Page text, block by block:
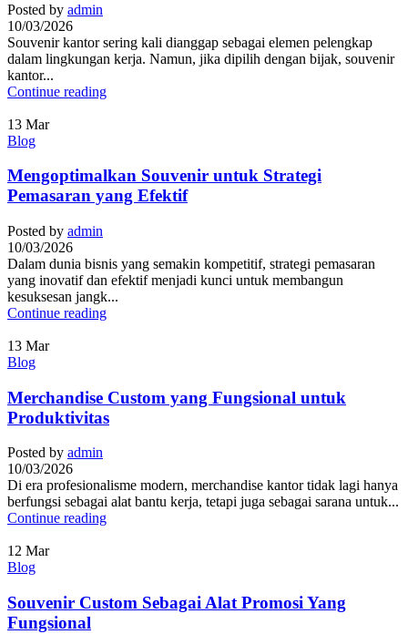
Posted by admin
10/03/2026
Souvenir kantor sering kali dianggap sebagai elemen pelengkap
dalam lingkungan kerja. Namun, jika dipilih dengan bijak, souvenir
kantor...
Continue reading
13 Mar
Blog
Mengoptimalkan Souvenir untuk Strategi
Pemasaran yang Efektif
Posted by admin
10/03/2026
Dalam dunia bisnis yang semakin kompetitif, strategi pemasaran
yang inovatif dan efektif menjadi kunci untuk membangun
kesuksesan jangk...
Continue reading
13 Mar
Blog
Merchandise Custom yang Fungsional untuk
Produktivitas
Posted by admin
10/03/2026
Di era profesionalisme modern, merchandise kantor tidak lagi hanya
berfungsi sebagai alat bantu kerja, tetapi juga sebagai sarana untuk...
Continue reading
12 Mar
Blog
Souvenir Custom Sebagai Alat Promosi Yang
Fungsional